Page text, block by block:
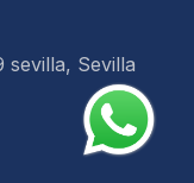
sevilla, Sevilla